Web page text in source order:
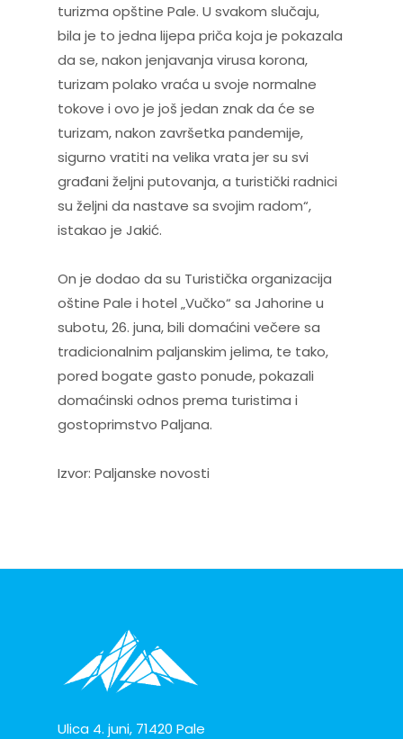
turizma opštine Pale. U svakom slučaju,
bila je to jedna lijepa priča koja je pokazala
da se, nakon jenjavanja virusa korona,
turizam polako vraća u svoje normalne
tokove i ovo je još jedan znak da će se
turizam, nakon završetka pandemije,
sigurno vratiti na velika vrata jer su svi
građani željni putovanja, a turistički radnici
su željni da nastave sa svojim radom“,
istakao je Jakić.
On je dodao da su Turistička organizacija
oštine Pale i hotel „Vučko“ sa Jahorine u
subotu, 26. juna, bili domaćini večere sa
tradicionalnim paljanskim jelima, te tako,
pored bogate gasto ponude, pokazali
domaćinski odnos prema turistima i
gostoprimstvo Paljana.
Izvor: Paljanske novosti
Ulica 4. juni, 71420 Pale